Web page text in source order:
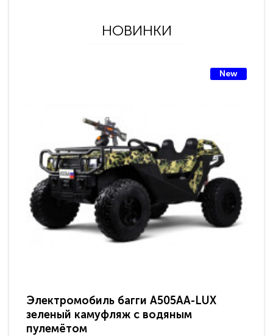
НОВИНКИ
New
Электромобиль багги A505AA-LUX
зеленый камуфляж с водяным
пулемётом